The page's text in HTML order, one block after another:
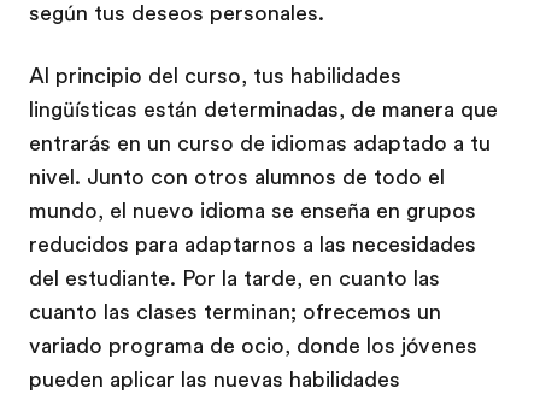
según tus deseos personales.
Al principio del curso, tus habilidades
lingüísticas están determinadas, de manera que
entrarás en un curso de idiomas adaptado a tu
nivel. Junto con otros alumnos de todo el
mundo, el nuevo idioma se enseña en grupos
reducidos para adaptarnos a las necesidades
del estudiante. Por la tarde, en cuanto las
cuanto las clases terminan; ofrecemos un
variado programa de ocio, donde los jóvenes
pueden aplicar las nuevas habilidades